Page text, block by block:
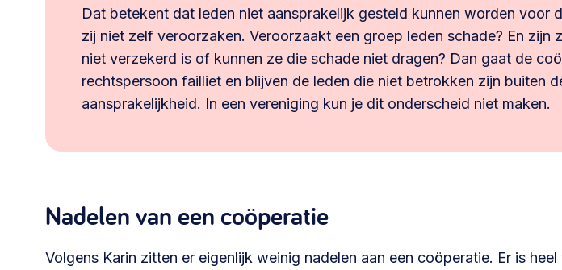
Dat betekent dat leden niet aansprakelijk gesteld kunnen worden voor
zij niet zelf veroorzaken. Veroorzaakt een groep leden schade? En zijn
niet verzekerd is of kunnen ze die schade niet dragen? Dan gaat de
rechtspersoon failliet en blijven de leden die niet betrokken zijn buiten
aansprakelijkheid. In een vereniging kun je dit onderscheid niet maken.
Nadelen van een coöperatie
Volgens Karin zitten er eigenlijk weinig nadelen aan een coöperatie. Er is